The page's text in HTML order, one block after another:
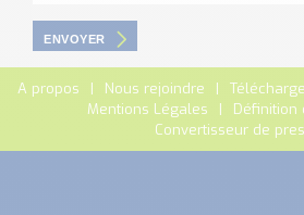
ENVOYER
A propos Nous rejoindre
Mentions Légales
Définition
Convertisseur de